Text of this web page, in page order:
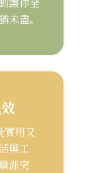
未盡。
實用又
與工
涯突